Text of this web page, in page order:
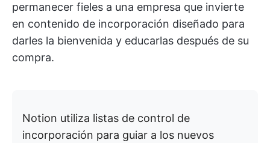
permanecer fieles a una empresa que invierte
en contenido de incorporación diseñado para
darles la bienvenida y educarlas después de su
compra.
Notion utiliza listas de control de
incorporación para guiar a los nuevos